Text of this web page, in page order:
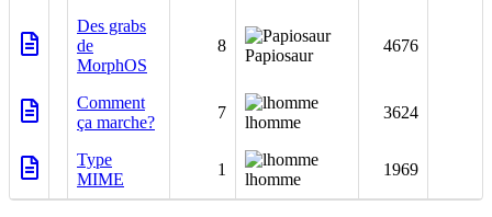
Des grabs
de
MorphOS
8
Papiosaur
4676
Comment
ça marche?
7
lhomme
3624
Type
MIME
1
lhomme
1969